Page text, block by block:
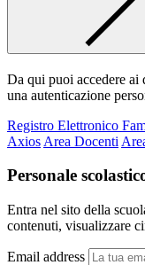
Da qui puoi accedere ai
una autenticazione
Registro Elettronico
Axios Area Docenti
Personale
Entra nel sito della
contenuti, visualizzare
Email address